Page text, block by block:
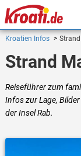
Kroatien Infos
Strand
Reiseführer zum
Infos zur Lage,
der Insel Rab.